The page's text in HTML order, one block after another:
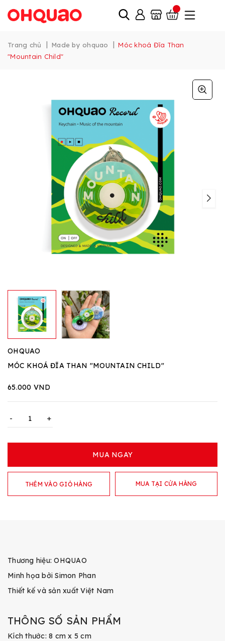
Trang chủ | Made by ohquao | Móc khoá Đĩa Than
"Mountain Child"
OHQUAO
MÓC KHOÁ ĐĨA THAN "MOUNTAIN CHILD"
65.000 VND
- +
MUA NGAY
THÊM VÀO GIỎ HÀNG MUA TẠI CỬA HÀNG
Thương hiệu: OHQUAO
Minh họa bởi Simon Phan
Thiết kế và sản xuất Việt Nam
THÔNG SỐ SẢN PHẨM
Kích thước: 8 cm x 5 cm